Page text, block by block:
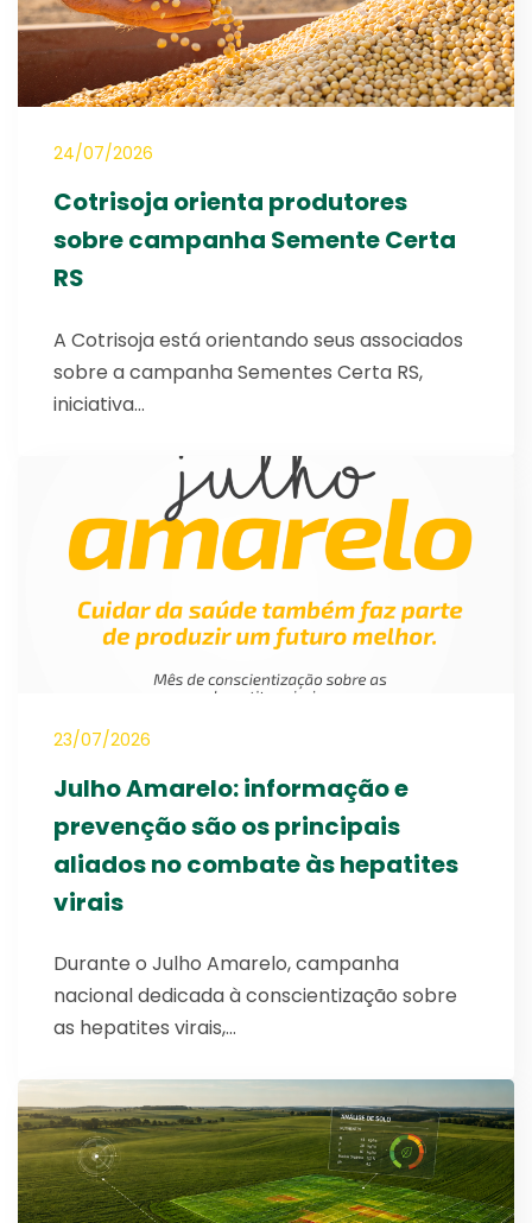
24/07/2026
Cotrisoja orienta produtores
sobre campanha Semente Certa
RS
A Cotrisoja está orientando seus associados
sobre a campanha Sementes Certa RS,
iniciativa…
23/07/2026
Julho Amarelo: informação e
prevenção são os principais
aliados no combate às hepatites
virais
Durante o Julho Amarelo, campanha
nacional dedicada à conscientização sobre
as hepatites virais,…